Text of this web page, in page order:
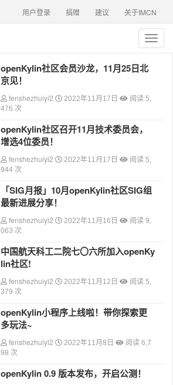
关于IMCN
建议
捐赠
用户登录
T
o
e
i
openKylin社区会员沙龙，11月25日北
京见！
fenshezhuiyi2 2022年11月17日
阅读 5,
476 次
openKylin社区召开11月技术委员会，
增选4位委员！
fenshezhuiyi2 2022年11月17日
阅读 5,
944 次
「SIG月报」10月openKylin社区SIG组
最新进展分享！
fenshezhuiyi2 2022年11月16日
阅读 9,
063 次
中国航天科工二院七〇六所加入openKy
lin社区!
fenshezhuiyi2 2022年11月12日
阅读 5,
379 次
openKylin小程序上线啦！带你探索更
多玩法~
fenshezhuiyi2 2022年11月8日
阅读 6,7
98 次
openKylin 0.9 版本发布，开启公测！